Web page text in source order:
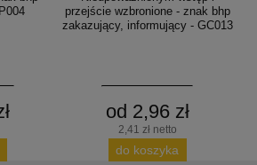
przejście wzbronione - znak bhp
zakazujący, informujący - GC013
od 2,96 zł
2,41 zł netto
do koszyka